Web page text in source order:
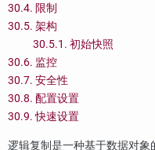
30.4. 限制
30.5. 架构
30.5.1. 初始快照
30.6. 监控
30.7. 安全性
30.8. 配置设置
30.9. 快速设置
逻辑复制是一种基于数据对